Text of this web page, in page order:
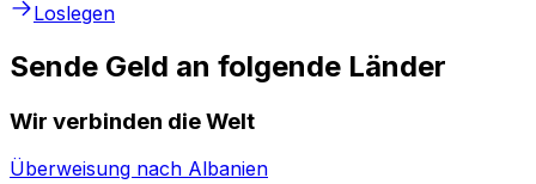
Loslegen
Sende Geld an folgende Länder
Wir verbinden die Welt
Überweisung nach Albanien